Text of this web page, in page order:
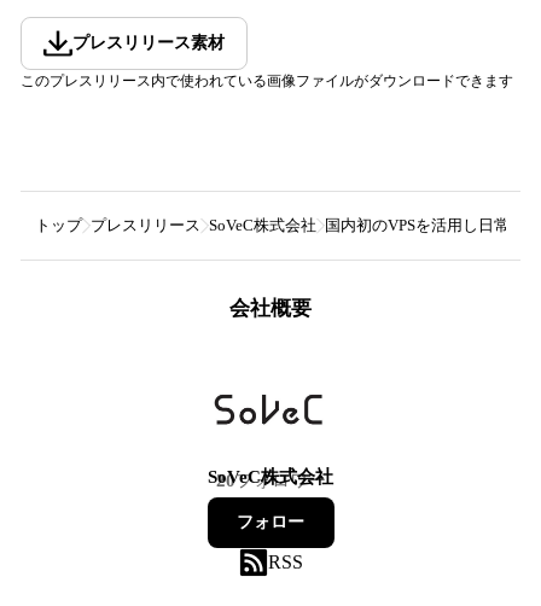
プレスリリース素材
このプレスリリース内で使われている画像ファイルがダウンロードできます
トップ プレスリリース SoVeC株式会社 国内初のVPSを活用し日常空
会社概要
SoVeC株式会社
20フォロワー
フォロー
RSS